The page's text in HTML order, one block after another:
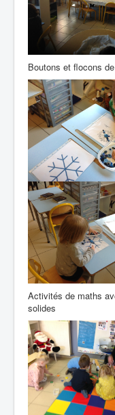
Boutons et flocons
Activités de maths
solides